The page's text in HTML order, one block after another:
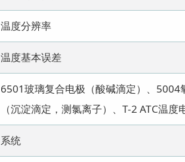
温度分辨率
温度基本误差
6501玻璃复合电极（酸碱滴定）、
（沉淀滴定，测氯离子）、T-2 ATC温
系统